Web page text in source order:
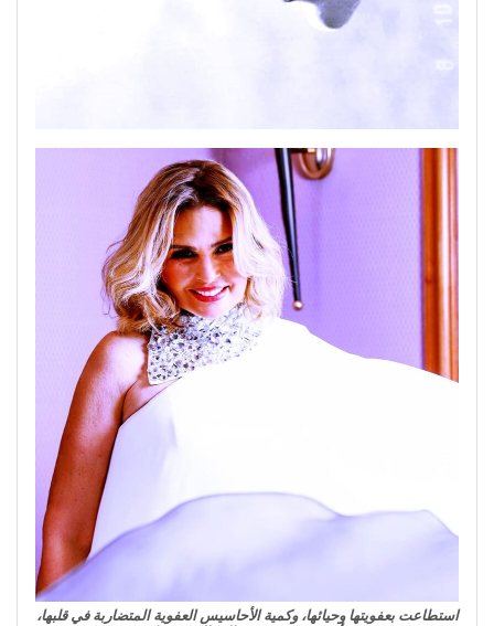
استطاعت بعفويتها وحيائها، وكمية الأحاسيس العفوية المتضاربة في قلبها،